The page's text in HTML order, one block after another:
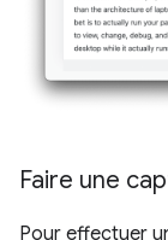
Faire une
Pour effectuer